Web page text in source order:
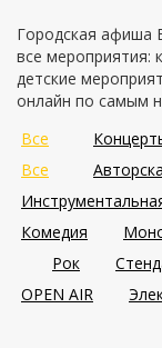
Городская афиша
все мероприятия:
детские
онлайн по самым
Все
Все
Комедия
Рок
OPEN AIR